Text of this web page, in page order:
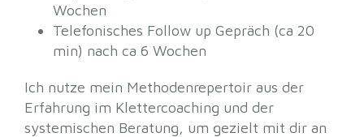
Wochen
Telefonisches Follow up Gepräch (ca 20
min) nach ca 6 Wochen
Ich nutze mein Methodenrepertoir aus der
Erfahrung im Klettercoaching und der
systemischen Beratung, um gezielt mit dir an